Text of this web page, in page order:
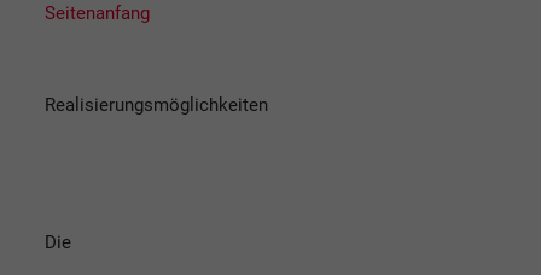
Seitenanfang
Realisierungsmöglichkeiten
Die